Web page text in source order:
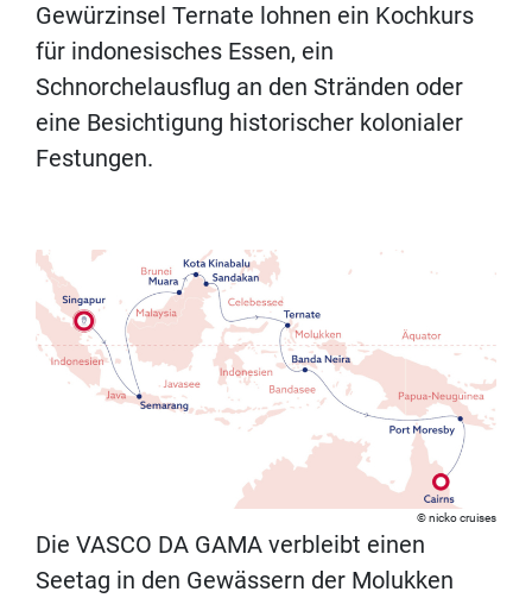
Gewürzinsel Ternate lohnen ein Kochkurs
für indonesisches Essen, ein
Schnorchelausflug an den Stränden oder
eine Besichtigung historischer kolonialer
Festungen.
nicko cruises
Die VASCO DA GAMA verbleibt einen
Seetag in den Gewässern der Molukken